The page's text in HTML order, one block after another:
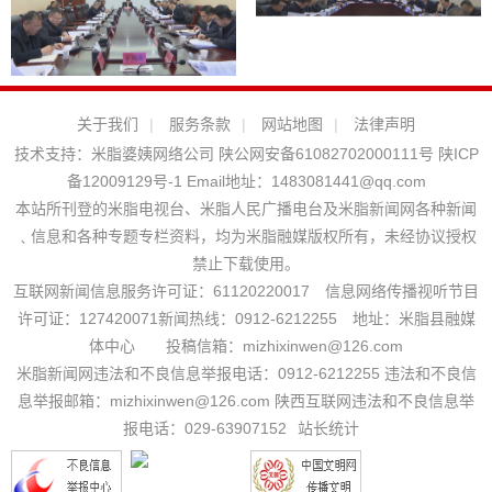
关于我们 | 服务条款 | 网站地图 |
法律声明
技术支持： 米脂婆姨网络公司 陕公网安备61082702000111号 陕ICP
备12009129号-1 Email地址： 1483081441@qq.com
本站所刊登的米脂电视台、米脂人民广播电台及米脂新闻网各种新闻
﹑信息和各种专题专栏资料，均为米脂融媒版权所有，未经协议授权
禁止下载使用。
互联网新闻信息服务许可证：61120220017 信息网络传播视听节目
许可证：127420071新闻热线：0912-6212255 地址：米脂县融媒
体中心 投稿信箱：mizhixinwen@126.com
米脂新闻网违法和不良信息举报电话：0912-6212255 违法和不良信
息举报邮箱：mizhixinwen@126.com 陕西互联网违法和不良信息举
报电话：029-63907152
站长统计